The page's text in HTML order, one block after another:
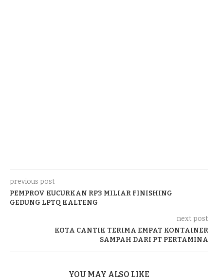
previous post
PEMPROV KUCURKAN RP3 MILIAR FINISHING
GEDUNG LPTQ KALTENG
next post
KOTA CANTIK TERIMA EMPAT KONTAINER
SAMPAH DARI PT PERTAMINA
YOU MAY ALSO LIKE